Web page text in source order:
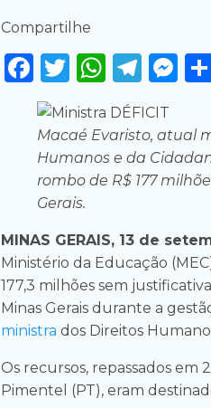
Compartilhe
Facebook
Twitter
Macaé Evaristo, atual
Humanos e da
rombo de R$ 177
Gerais.
MINAS GERAIS, 13 de
Ministério da Educação
177,3 milhões sem
Minas Gerais durante a
ministra dos Direitos
Os recursos, repassados em
Pimentel (PT), eram